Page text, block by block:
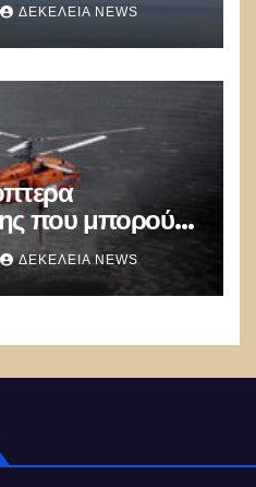
ΔΕΚΈΛΕΙΑ NEWS
που μπορούν
νερού με 8
ΔΕΚΈΛΕΙΑ NEWS